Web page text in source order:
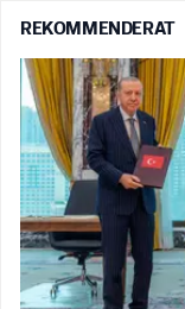
REKOMMENDERAT